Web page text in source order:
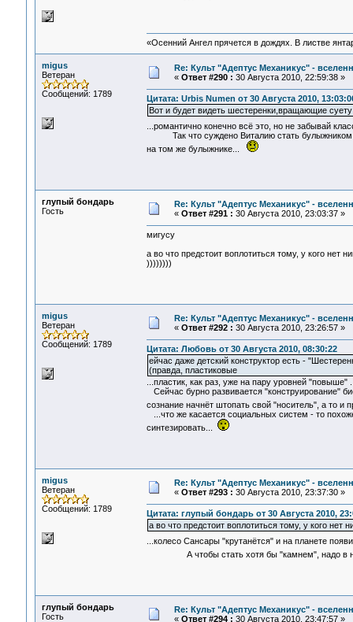
«Осенний Ангел прячется в дождях. В листве
migus
Ветеран
Сообщений: 1789
Re: Культ "Адептус Механикус" -
« Ответ #290 : 30 Августа 2010, 22:59:38 »
Цитата: Urbis Numen от 30 Августа 2010,
Вот и будет видеть шестеренки,вращающие
...романтично конечно всё это, но не забывай
Так что суждено Виталию стать булыжником...
на том же булыжнике...
глупый бондарь
Гость
Re: Культ "Адептус Механикус" -
« Ответ #291 : 30 Августа 2010, 23:03:37 »
мигусу
а во что предстоит воплотиться тому, у кого нет
))))))))
migus
Ветеран
Сообщений: 1789
Re: Культ "Адептус Механикус" -
« Ответ #292 : 30 Августа 2010, 23:26:57 »
Цитата: Любовь от 30 Августа 2010, 08:30:22
ейчас даже детский конструктор есть -
(правда, пластиковые
...пластик, как раз, уже на пару уровней
Сейчас бурно развивается "конструирование"
сознание начнёт штопать свой "носитель", а то
...что же касается социальных систем - то
синтезировать...
migus
Ветеран
Сообщений: 1789
Re: Культ "Адептус Механикус" -
« Ответ #293 : 30 Августа 2010, 23:37:30 »
Цитата: глупый бондарь от 30 Августа 2010,
а во что предстоит воплотиться тому, у кого нет
...колесо Сансары "крутанётся" и на планете
А чтобы стать хотя бы "камнем", надо в
глупый бондарь
Гость
Re: Культ "Адептус Механикус" -
« Ответ #294 : 30 Августа 2010, 23:47:57 »